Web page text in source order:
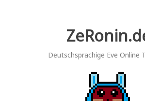
Deutschsprachige Eve Online